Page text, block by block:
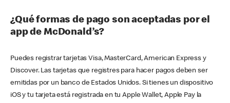
¿Qué formas de pago son aceptadas por el
app de McDonald’s?
Puedes registrar tarjetas Visa, MasterCard, American Express y
Discover. Las tarjetas que registres para hacer pagos deben ser
emitidas por un banco de Estados Unidos. Si tienes un dispositivo
iOS y tu tarjeta está registrada en tu Apple Wallet, Apple Pay la